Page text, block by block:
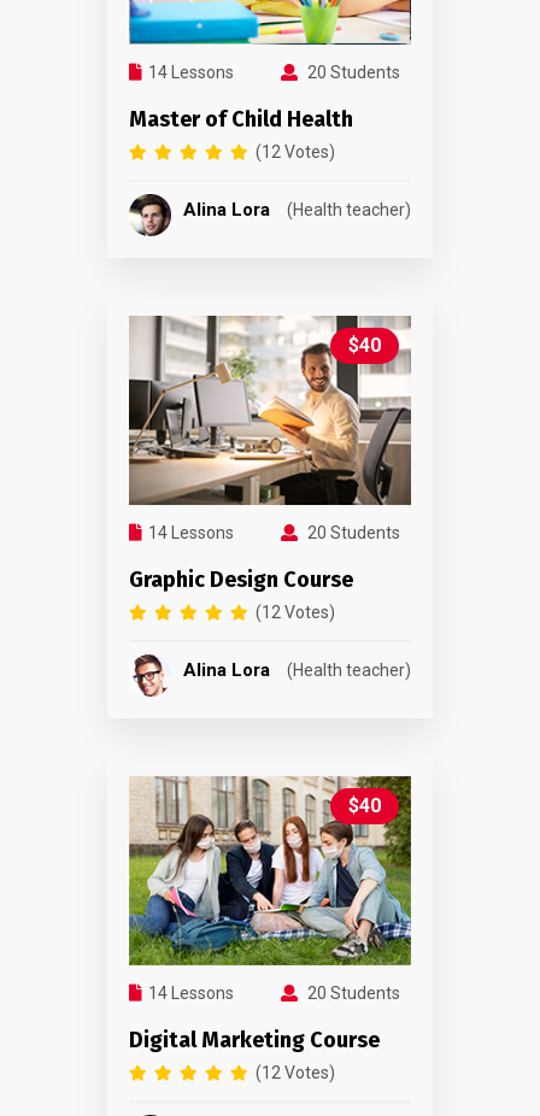
14 Lessons 20 Students
Master of Child Health
(12 Votes)
Alina Lora (Health teacher)
$40
14 Lessons 20 Students
Graphic Design Course
(12 Votes)
Alina Lora (Health teacher)
$40
14 Lessons 20 Students
Digital Marketing Course
(12 Votes)